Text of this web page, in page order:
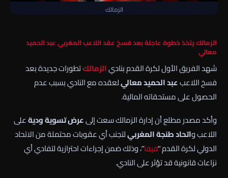
الزمالك
الزمالك يتخذ خطوة عاجلة بعد فسخ عقد اللاعب المغربي عبد الحميد
معالي
شهد الفريق الأول لكرة القدم بناديالزمالكتطورات جديدة بعد
فسخ اللاعبعبد الحميد معاليلعقده مع النادي بسبب عدم
الحصول على مستحقاته المالية.
وأكد مصدر مطلع أن إدارة الزمالك سعت إلىعرض تسوية وديةعلى
اللاعب واتحاد طنجة المغربيلتجنب أي عقوبات محتملة من الاتحاد
الدولي لكرة القدم “فيفا”، وذلك ضمن إجراءات احترازية لتفادي أي
نزاعات قانونية قد تؤثر على النادي.